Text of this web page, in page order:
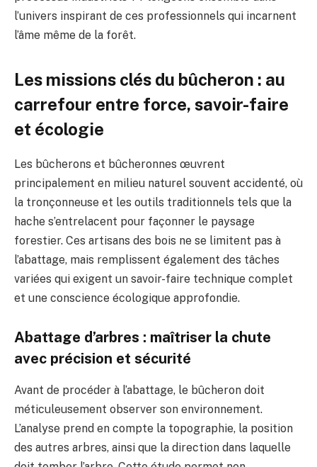
l’univers inspirant de ces professionnels qui incarnent
l’âme même de la forêt.
Les missions clés du bûcheron : au
carrefour entre force, savoir-faire
et écologie
Les bûcherons et bûcheronnes œuvrent
principalement en milieu naturel souvent accidenté, où
la tronçonneuse et les outils traditionnels tels que la
hache s’entrelacent pour façonner le paysage
forestier. Ces artisans des bois ne se limitent pas à
l’abattage, mais remplissent également des tâches
variées qui exigent un savoir-faire technique complet
et une conscience écologique approfondie.
Abattage d’arbres : maîtriser la chute
avec précision et sécurité
Avant de procéder à l’abattage, le bûcheron doit
méticuleusement observer son environnement.
L’analyse prend en compte la topographie, la position
des autres arbres, ainsi que la direction dans laquelle